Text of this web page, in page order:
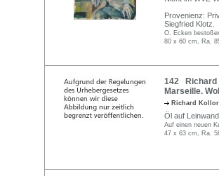
Provenienz:
Siegfried Klotz.
O. Ecken
80 x 60 cm, Ra.
142 Richard
Marseille.
Richard
Öl auf
Auf einen neuen
47 x 63 cm, Ra.